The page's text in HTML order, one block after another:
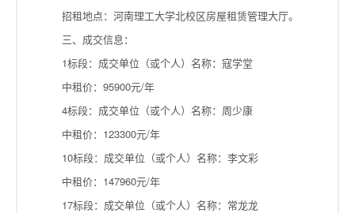
招租地点：河南理工大学北校区房屋租赁管理大厅。
三、成交信息：
1标段：成交单位（或个人）名称：寇学堂
中租价：95900元/年
4标段：成交单位（或个人）名称：周少康
中租价：123300元/年
10标段：成交单位（或个人）名称：李文彩
中租价：147960元/年
17标段：成交单位（或个人）名称：常龙龙